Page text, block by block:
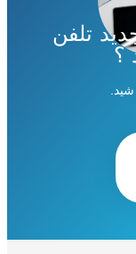
تلفن
؟